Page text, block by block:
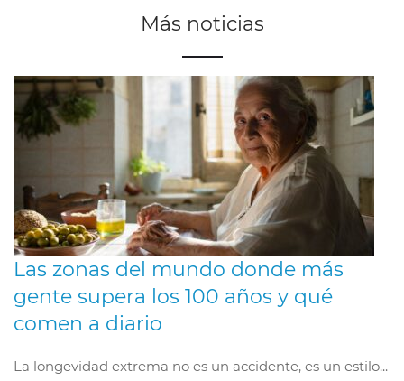
Más noticias
Las zonas del mundo donde más
gente supera los 100 años y qué
comen a diario
La longevidad extrema no es un accidente, es un estilo...